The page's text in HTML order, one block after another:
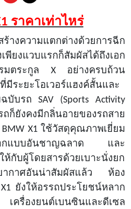
ราคาเท่าไหร่
างความแตกต่างด้วยการฉีก
ยงแวบแรกก็สัมผัสได้ถึงเอก
มตระกูล X อย่างครบถ้วน
มีระยะโอเวอร์แฮงค์สั้นและ
บับรถ SAV (Sports Activity
ถก็ยังคงมีกลิ่นอายของรถสาย
X1 ใช้วัสดุคุณภาพเยี่ยม
อกแบบอันชาญฉลาด และ
ห้กับผู้โดยสารด้วยเบาะนั่งยก
กาศอันน่าสัมผัสแล้ว ห้อง
ยังให้อรรถประโยชน์หลาก
องยนต์เบนซินและดีเซล